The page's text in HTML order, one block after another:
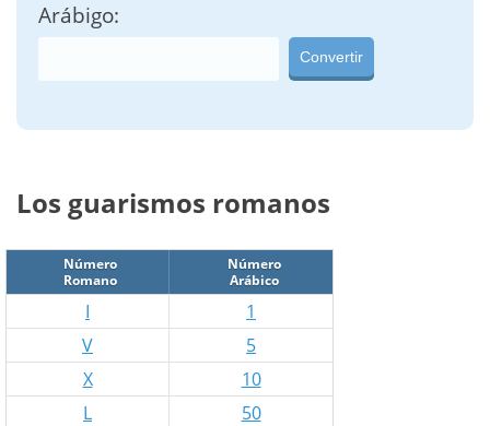
Arábigo:
Convertir
Los guarismos romanos
Número
Romano
Número
Arábico
I
1
V
5
X
10
L
50